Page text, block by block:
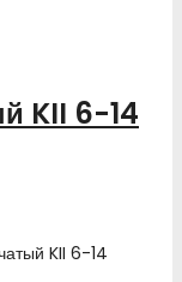
KII 6-14
KII 6-14